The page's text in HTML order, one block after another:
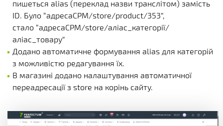
пишеться alias (переклад назви транслітом) замість
ID. Було “адресаСРМ/store/product/353”,
стало “адресаСРМ/store/аліас_категорії/
аліас_товару”
Додано автоматичне формування alias для категорій
з можливістю редагування їх.
В магазині додано налаштування автоматичної
переадресації з store на корінь сайту.